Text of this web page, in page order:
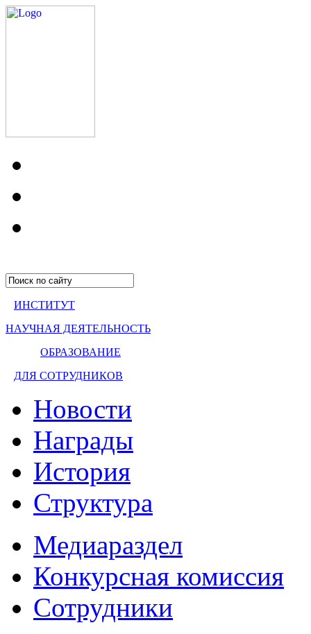
ИНСТИТУТ
НАУЧНАЯ ДЕЯТЕЛЬНОСТЬ
ОБРАЗОВАНИЕ
ДЛЯ СОТРУДНИКОВ
Новости
Награды
История
Структура
Медиараздел
Конкурсная комиссия
Сотрудники